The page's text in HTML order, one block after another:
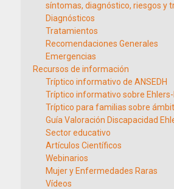
síntomas, diagnóstico, riesgos y
Diagnósticos
Tratamientos
Recomendaciones Generales
Emergencias
Recursos de información
Tríptico informativo de ANSEDH
Tríptico informativo sobre
Tríptico para familias sobre
Guía Valoración Discapacidad
Sector educativo
Artículos Científicos
Webinarios
Mujer y Enfermedades Raras
Vídeos